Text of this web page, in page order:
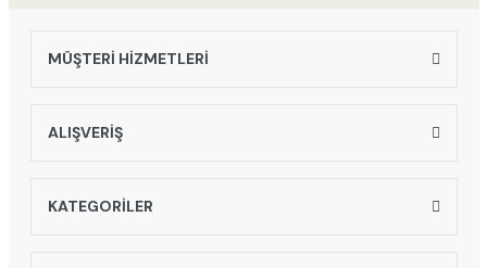
MÜŞTERİ HİZMETLERİ
ALIŞVERİŞ
KATEGORİLER